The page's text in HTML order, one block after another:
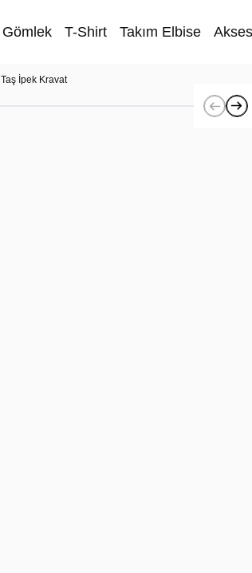
Gömlek T-Shirt Takım Elbise
Taş İpek Kravat